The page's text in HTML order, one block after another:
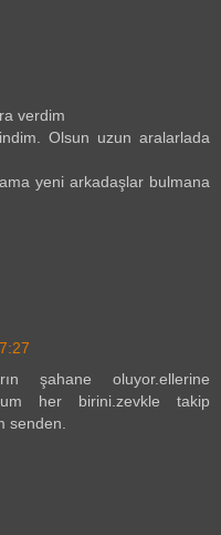
verdim
Olsun uzun aralarlada
yeni arkadaşlar bulmana
şahane oluyor.ellerine
her birini.zevkle takip
senden.